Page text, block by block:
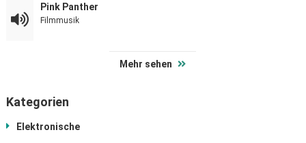
Pink Panther
Filmmusik
Mehr sehen
Kategorien
Elektronische